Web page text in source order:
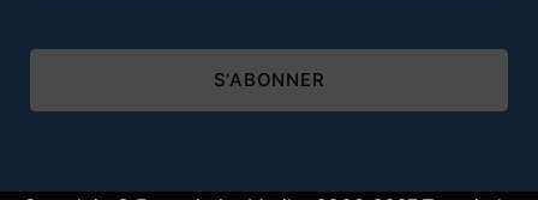
S'ABONNER